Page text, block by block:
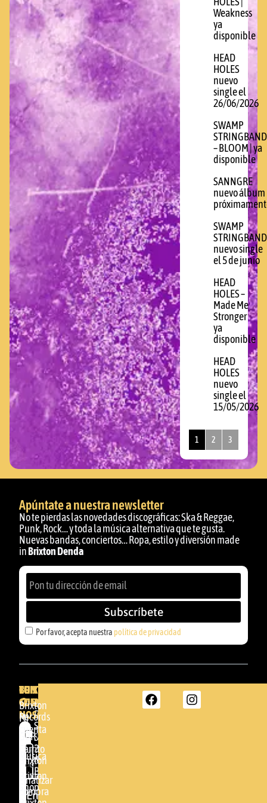
Weakness
ya
disponible
HEAD
HOLES
nuevo
single el
26/06/2026
SWAMP
STRINGBAND
– BLOOM | ya
disponible
SANNGRE
nuevo álbum
SWAMP
STRINGBAND
nuevo single
el 5 de junio
HEAD
HOLES –
Made Me
Stronger
ya
disponible
HEAD
HOLES
nuevo
single el
15/05/2026
1 2 3
Apúntate a nuestra newsletter
No te pierdas las novedades discográficas: Ska & Reggae,
Punk, Rock… y toda la música alternativa que te gusta.
Nuevas bandas, conciertos… Ropa, estilo y diversión made
in Brixton Denda
Por favor, acepta nuestra política de privacidad
Subscríbete
BRIXTON
DENDA -
SHOP
Somera
24
48005 -
BILBAO
(+34)
BRIXTON
Brixton
Records
GBR
Música
Brixton
Shop
TU
CUENTA
Mi
cuenta
Carrito
Brixton
Finalizar
compra
CONTACTA
CON
NOSOTROS
Por
favor,
acepta
nuestra
política de
Enviar